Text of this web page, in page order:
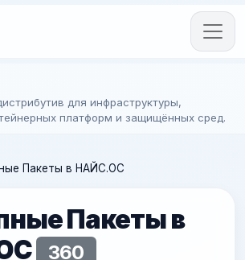
для инфраструктуры,
платформ и защищённых сред.
Пакеты в НАЙС.ОС
Пакеты в
360